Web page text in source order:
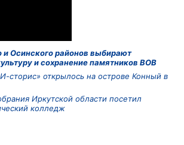
и Осинского районов выбирают
и сохранение памятников ВОВ
сторис» открылось на острове Конный в
Иркутской области посетил
колледж